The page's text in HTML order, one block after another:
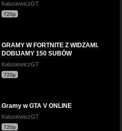
KalusiewiczGT
720p
GRAMY W FORTNITE Z WIDZAMI.
DOBIJAMY 150 SUBÓW
KalusiewiczGT
720p
Gramy w GTA V ONLINE
KalusiewiczGT
720p